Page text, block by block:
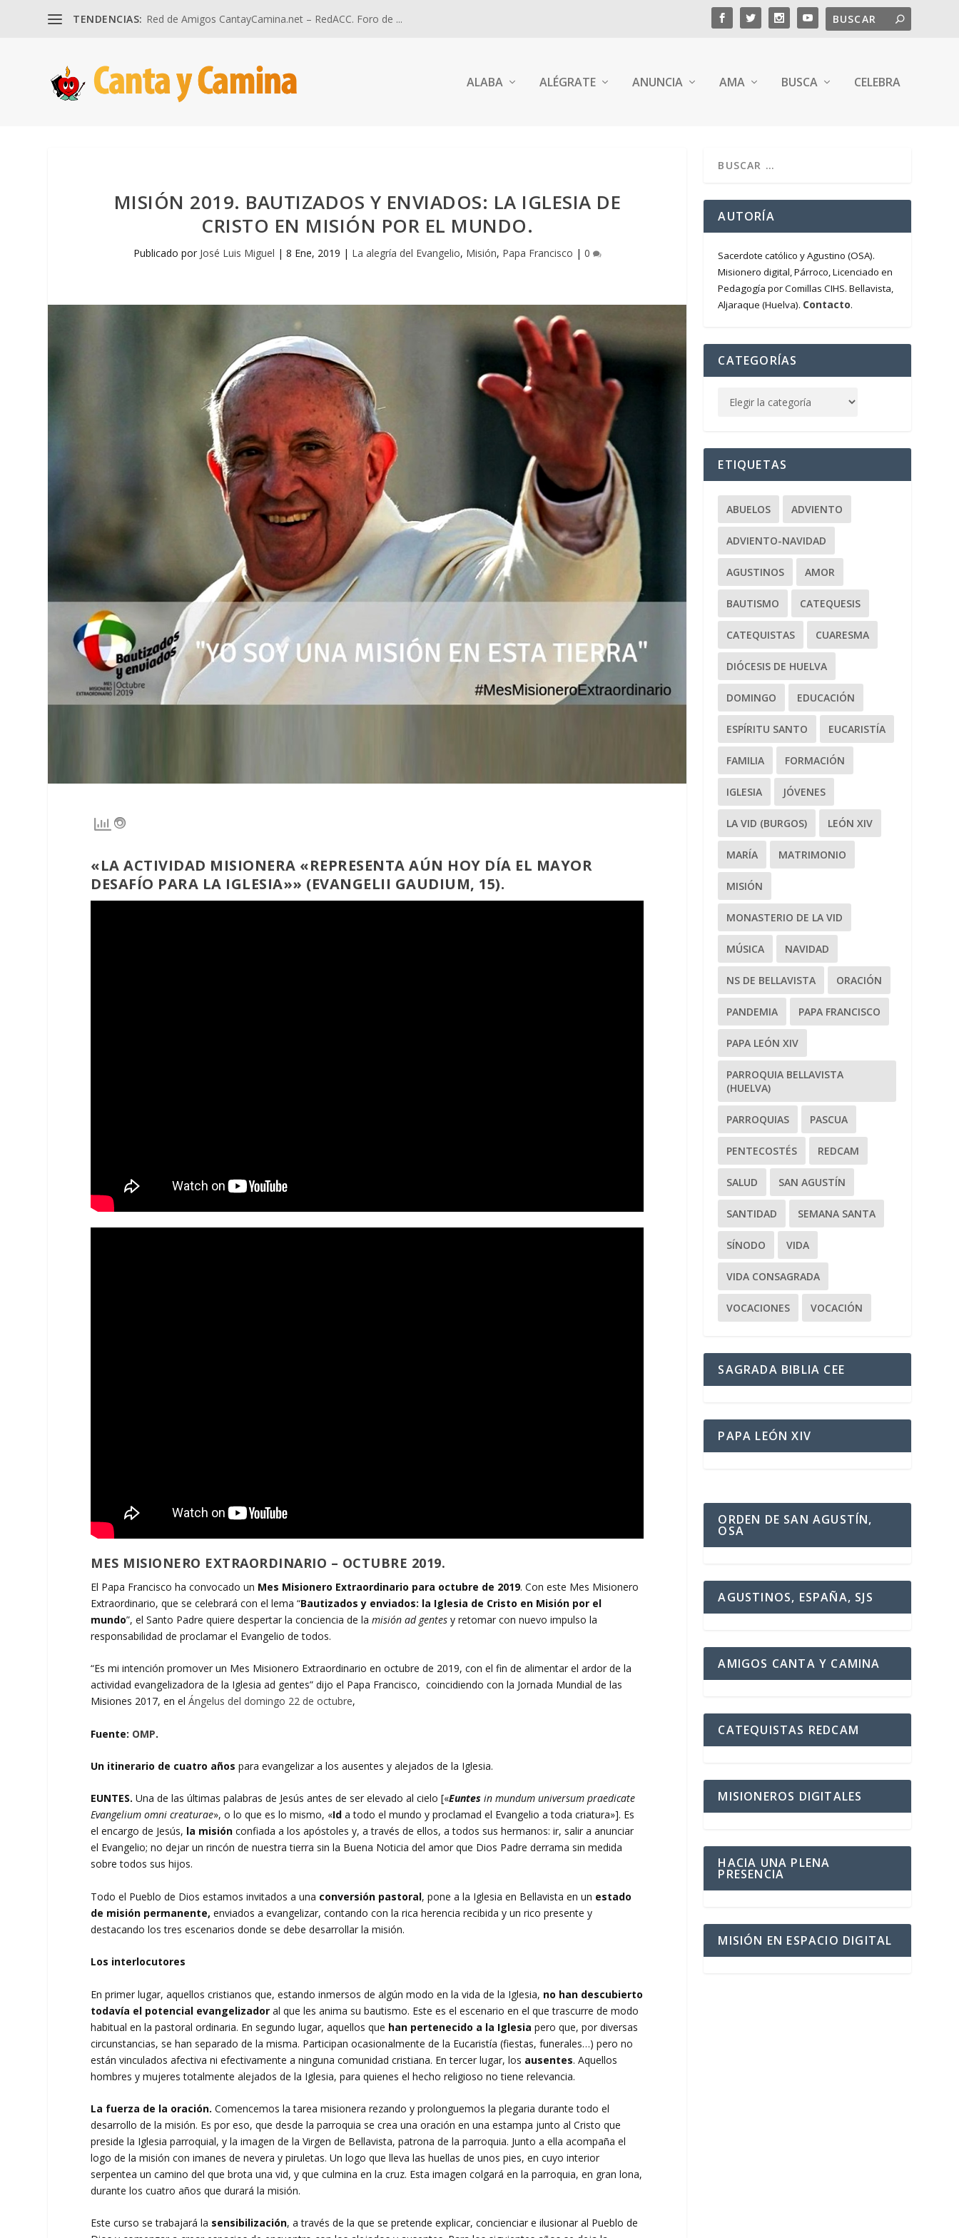
TENDENCIAS: Red de Amigos CantayCamina.net – RedACC. Foro de ...
ALABA ALÉGRATE ANUNCIA AMA BUSCA CELEBRA
MISIÓN 2019. BAUTIZADOS Y ENVIADOS: LA IGLESIA DE
CRISTO EN MISIÓN POR EL MUNDO.
Publicado por José Luis Miguel | 8 Ene, 2019 | La alegría del Evangelio, Misión, Papa Francisco | 0
«LA ACTIVIDAD MISIONERA «REPRESENTA AÚN HOY DÍA EL MAYOR
DESAFÍO PARA LA IGLESIA»» (EVANGELII GAUDIUM, 15).
MES MISIONERO EXTRAORDINARIO – OCTUBRE 2019.
El Papa Francisco ha convocado un Mes Misionero Extraordinario para octubre de 2019. Con este Mes Misionero
Extraordinario, que se celebrará con el lema “Bautizados y enviados: la Iglesia de Cristo en Misión por el
mundo”, el Santo Padre quiere despertar la conciencia de lamisión ad gentes y retomar con nuevo impulso la
responsabilidad de proclamar el Evangelio de todos.
“Es mi intención promover un Mes Misionero Extraordinario en octubre de 2019, con el fin de alimentar el ardor de la
actividad evangelizadora de la Iglesia ad gentes” dijo el Papa Francisco, coincidiendo con la Jornada Mundial de las
Misiones 2017, en elÁngelus del domingo 22 de octubre,
Fuente: OMP.
Un itinerario de cuatro añospara evangelizar a los ausentes y alejados de la Iglesia.
EUNTES. Una de las últimas palabras de Jesús antes de ser elevado al cielo [«Euntes in mundum universum praedicate
Evangelium omni creaturae», o lo que es lo mismo, «Id a todo el mundo y proclamad el Evangelio a toda criatura»]. Es
el encargo de Jesús, la misión confiada a los apóstoles y, a través de ellos, a todos sus hermanos: ir, salir a anunciar
el Evangelio; no dejar un rincón de nuestra tierra sin la Buena Noticia del amor que Dios Padre derrama sin medida
sobre todos sus hijos.
Todo el Pueblo de Dios estamos invitados a una conversión pastoral, pone a la Iglesia en Bellavista en un estado
de misión permanente,enviados a evangelizar, contando con la rica herencia recibida y un rico presente y
destacando los tres escenarios donde se debe desarrollar la misión.
Los interlocutores
En primer lugar, aquellos cristianos que, estando inmersos de algún modo en la vida de la Iglesia, no han descubierto
todavía el potencial evangelizador al que les anima su bautismo. Este es el escenario en el que trascurre de modo
habitual en la pastoral ordinaria. En segundo lugar, aquellos que han pertenecido a la Iglesia pero que, por diversas
circunstancias, se han separado de la misma. Participan ocasionalmente de la Eucaristía (fiestas, funerales…) pero no
están vinculados afectiva ni efectivamente a ninguna comunidad cristiana. En tercer lugar, los ausentes. Aquellos
hombres y mujeres totalmente alejados de la Iglesia, para quienes el hecho religioso no tiene relevancia.
La fuerza de la oración. Comencemos la tarea misionera rezando y prolonguemos la plegaria durante todo el
desarrollo de la misión. Es por eso, que desde la parroquia se crea una oración en una estampa junto al Cristo que
preside la Iglesia parroquial, y la imagen de la Virgen de Bellavista, patrona de la parroquia. Junto a ella acompaña el
logo de la misión con imanes de nevera y piruletas. Un logo que lleva las huellas de unos pies, en cuyo interior
serpentea un camino del que brota una vid, y que culmina en la cruz. Esta imagen colgará en la parroquia, en gran lona,
durante los cuatro años que durará la misión.
Este curso se trabajará la sensibilización, a través de la que se pretende explicar, concienciar e ilusionar al Pueblo de
AUTORÍA
Sacerdote católico y Agustino (OSA).
Misionero digital, Párroco, Licenciado en
Pedagogía por Comillas CIHS. Bellavista,
Aljaraque (Huelva). Contacto.
CATEGORÍAS
ETIQUETAS
ABUELOS ADVIENTO
ADVIENTO-NAVIDAD
AGUSTINOS AMOR
BAUTISMO CATEQUESIS
CATEQUISTAS CUARESMA
DIÓCESIS DE HUELVA
DOMINGO EDUCACIÓN
ESPÍRITU SANTO EUCARISTÍA
FAMILIA FORMACIÓN
IGLESIA JÓVENES
LA VID (BURGOS) LEÓN XIV
MARÍA MATRIMONIO
MISIÓN
MONASTERIO DE LA VID
MÚSICA NAVIDAD
NS DE BELLAVISTA ORACIÓN
PANDEMIA PAPA FRANCISCO
PAPA LEÓN XIV
PARROQUIA BELLAVISTA
(HUELVA)
PARROQUIAS PASCUA
PENTECOSTÉS REDCAM
SALUD SAN AGUSTÍN
SANTIDAD SEMANA SANTA
SÍNODO VIDA
VIDA CONSAGRADA
VOCACIONES VOCACIÓN
SAGRADA BIBLIA CEE
PAPA LEÓN XIV
ORDEN DE SAN AGUSTÍN,
OSA
AGUSTINOS, ESPAÑA, SJS
AMIGOS CANTA Y CAMINA
CATEQUISTAS REDCAM
MISIONEROS DIGITALES
HACIA UNA PLENA
PRESENCIA
MISIÓN EN ESPACIO DIGITAL